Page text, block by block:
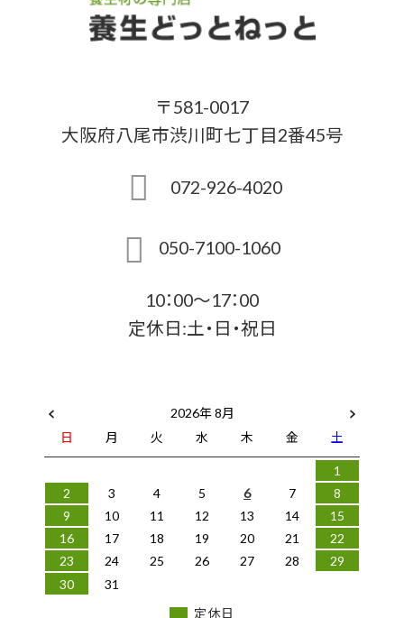
〒581-0017
大阪府八尾市渋川町七丁目2番45号
072-926-4020
050-7100-1060
10：00～17：00
定休日:土・日・祝日
2026年 8月
日
月 火 水 木 金
土
1
2
3 4 5 6 7
8
9
10 11 12 13 14
15
16
17 18 19 20 21
22
23
24 25 26 27 28
29
30
31
定休日